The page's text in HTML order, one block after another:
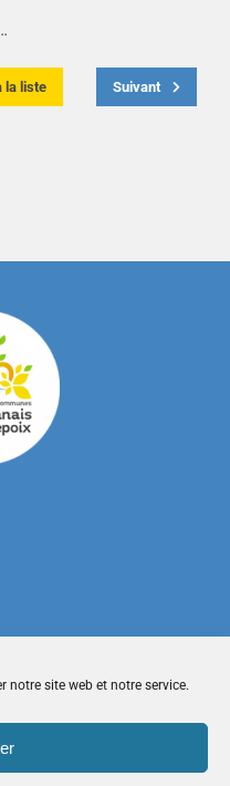
notre site web et notre service.
la liste Suivant
légales|Contactez-nous